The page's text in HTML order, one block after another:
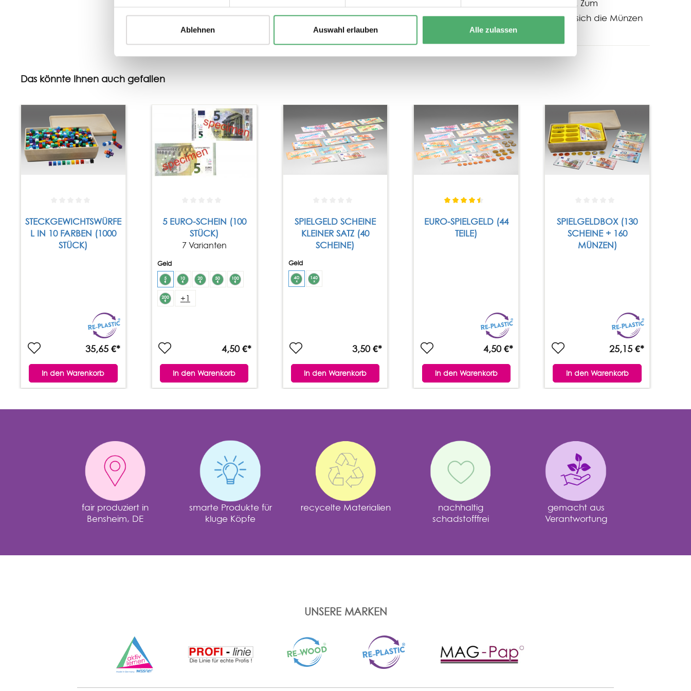
Ablehnen Auswahl erlauben Alle zulassen
Drüberreiben kratzende Nase (dem Anschein nach vom Abreißen) hervorsteht. Zum
beabsichtigten Zweck ("Bezahlen" beim gemeinsamen Schafkopfspiel) eignen sich die Münzen
dennoch sehr gut.
Das könnte Ihnen auch gefallen
STECKGEWICHTSWÜRFE
L IN 10 FARBEN (1000
STÜCK)
35,65 €*
In den Warenkorb
5 EURO-SCHEIN (100
STÜCK)
7 Varianten
Geld
+1
4,50 €*
In den Warenkorb
SPIELGELD SCHEINE
KLEINER SATZ (40
SCHEINE)
Geld
3,50 €*
In den Warenkorb
EURO-SPIELGELD (44
TEILE)
4,50 €*
In den Warenkorb
SPIELGELDBOX (130
SCHEINE + 160
MÜNZEN)
25,15 €*
In den Warenkorb
fair produziert in
Bensheim, DE
smarte Produkte für
kluge Köpfe
recycelte Materialien
nachhaltig
schadstofffrei
gemacht aus
Verantwortung
UNSERE MARKEN